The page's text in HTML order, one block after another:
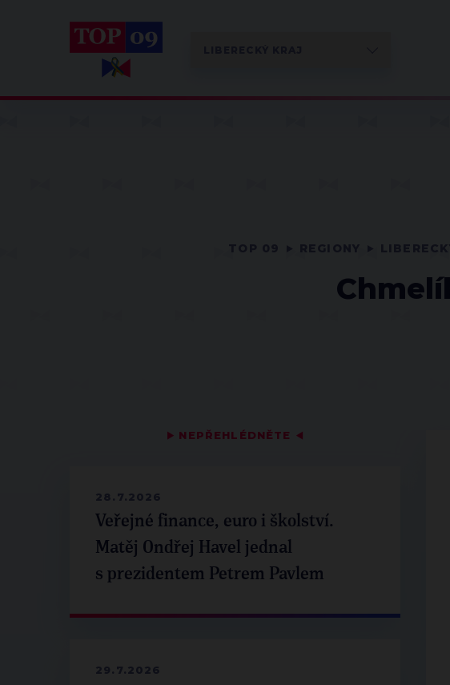
▶ NEPŘEHLÉDNĚTE ◀
28.7.2026
Veřejné finance, euro i školství.
Matěj Ondřej Havel jednal
s prezidentem Petrem Pavlem
29.7.2026